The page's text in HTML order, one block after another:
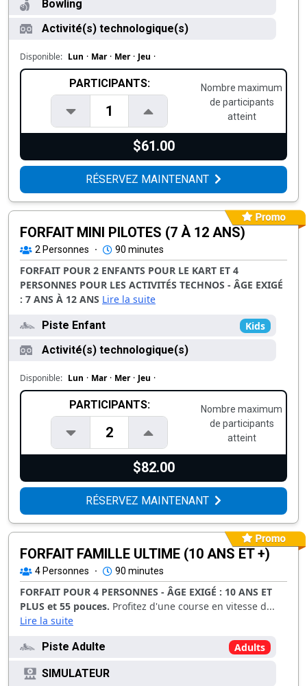
Bowling
Activité(s) technologique(s)
Disponible: Lun · Mar · Mer · Jeu ·
PARTICIPANTS:
1
Nombre maximum
de participants
atteint
$61.00
RÉSERVEZ MAINTENANT
FORFAIT MINI PILOTES (7 À 12 ANS)
2 Personnes · 90 minutes
FORFAIT POUR 2 ENFANTS POUR LE KART ET 4
PERSONNES POUR LES ACTIVITÉS TECHNOS - ÂGE EXIGÉ
: 7 ANS À 12 ANS Lire la suite
Piste Enfant
Kids
Activité(s) technologique(s)
Disponible: Lun · Mar · Mer · Jeu ·
PARTICIPANTS:
2
Nombre maximum
de participants
atteint
$82.00
RÉSERVEZ MAINTENANT
FORFAIT FAMILLE ULTIME (10 ANS ET +)
4 Personnes · 90 minutes
FORFAIT POUR 4 PERSONNES - ÂGE EXIGÉ : 10 ANS ET
PLUS et 55 pouces. Profitez d'une course en vitesse d...
Lire la suite
Piste Adulte
Adults
SIMULATEUR